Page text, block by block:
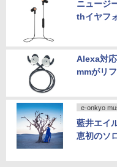
ニュージ
thイヤフ
Alexa対
mmがリ
e-onkyo
藍井エイ
恵初のソ